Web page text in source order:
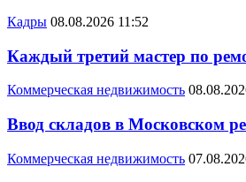
Кадры 08.08.2026 11:52
Каждый третий мастер по
Коммерческая недвижимость
Ввод складов в Московском
Коммерческая недвижимость